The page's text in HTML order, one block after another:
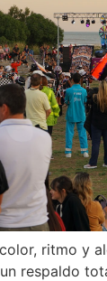
ritmo y
respaldo